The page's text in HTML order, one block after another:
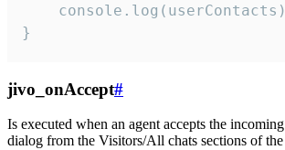
    console.log(userContacts)
}
jivo_onAccept#
Is executed when an agent accepts the
dialog from the Visitors/All chats sections of